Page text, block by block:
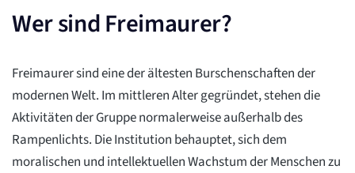
Wer sind Freimaurer?
Freimaurer sind eine der ältesten Burschenschaften der
modernen Welt. Im mittleren Alter gegründet, stehen die
Aktivitäten der Gruppe normalerweise außerhalb des
Rampenlichts. Die Institution behauptet, sich dem
moralischen und intellektuellen Wachstum der Menschen zu